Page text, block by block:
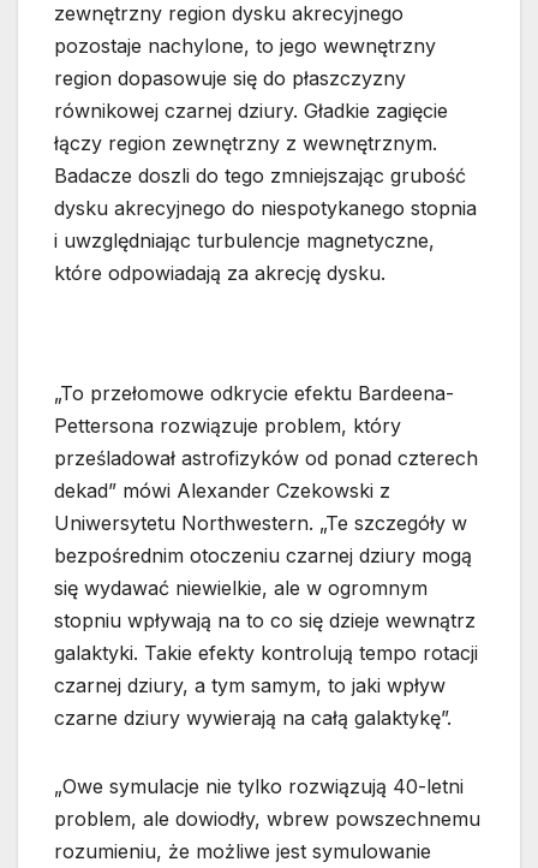
zewnętrzny region dysku akrecyjnego
pozostaje nachylone, to jego wewnętrzny
region dopasowuje się do płaszczyzny
równikowej czarnej dziury. Gładkie zagięcie
łączy region zewnętrzny z wewnętrznym.
Badacze doszli do tego zmniejszając grubość
dysku akrecyjnego do niespotykanego stopnia
i uwzględniając turbulencje magnetyczne,
które odpowiadają za akrecję dysku.
„To przełomowe odkrycie efektu Bardeena-
Pettersona rozwiązuje problem, który
prześladował astrofizyków od ponad czterech
dekad” mówi Alexander Czekowski z
Uniwersytetu Northwestern. „Te szczegóły w
bezpośrednim otoczeniu czarnej dziury mogą
się wydawać niewielkie, ale w ogromnym
stopniu wpływają na to co się dzieje wewnątrz
galaktyki. Takie efekty kontrolują tempo rotacji
czarnej dziury, a tym samym, to jaki wpływ
czarne dziury wywierają na całą galaktykę”.
„Owe symulacje nie tylko rozwiązują 40-letni
problem, ale dowiodły, wbrew powszechnemu
rozumieniu, że możliwe jest symulowanie